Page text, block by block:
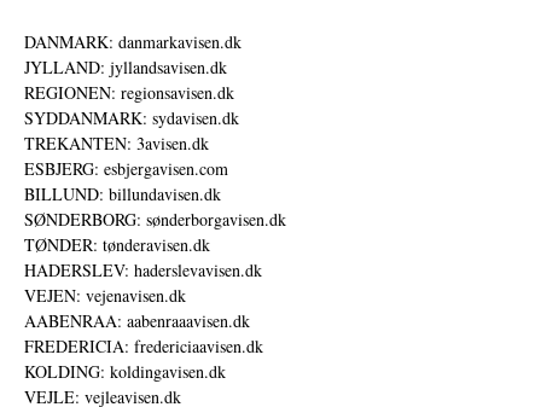
DANMARK: danmarkavisen.dk
JYLLAND: jyllandsavisen.dk
REGIONEN: regionsavisen.dk
SYDDANMARK: sydavisen.dk
TREKANTEN: 3avisen.dk
ESBJERG: esbjergavisen.com
BILLUND: billundavisen.dk
SØNDERBORG: sønderborgavisen.dk
TØNDER: tønderavisen.dk
HADERSLEV: haderslevavisen.dk
VEJEN: vejenavisen.dk
AABENRAA: aabenraaavisen.dk
FREDERICIA: fredericiaavisen.dk
KOLDING: koldingavisen.dk
VEJLE: vejleavisen.dk